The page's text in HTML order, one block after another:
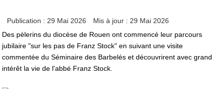
Publication : 29 Mai 2026
Mis à jour : 29 Mai 2026
Des pèlerins du diocèse de Rouen ont commencé leur parcours
jubilaire "sur les pas de Franz Stock" en suivant une visite
commentée du Séminaire des Barbelés et découvrirent avec grand
intérêt la vie de l'abbé Franz Stock.